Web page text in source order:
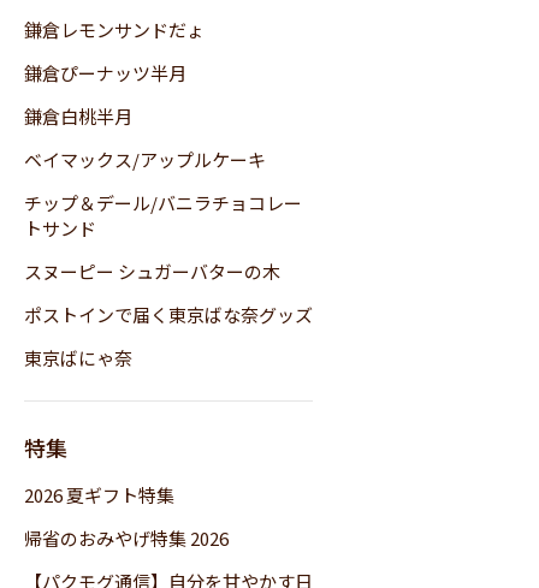
鎌倉レモンサンドだょ
鎌倉ぴーナッツ半月
鎌倉白桃半月
ベイマックス/アップルケーキ
チップ＆デール/バニラチョコレー
トサンド
スヌーピー シュガーバターの木
ポストインで届く東京ばな奈グッズ
東京ばにゃ奈
特集
2026 夏ギフト特集
帰省のおみやげ特集 2026
【パクモグ通信】自分を甘やかす日